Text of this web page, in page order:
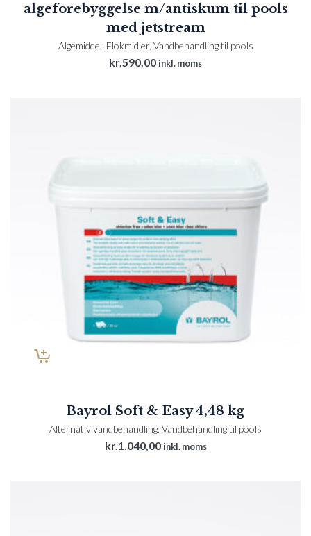
algeforebyggelse m/antiskum til pools
med jetstream
Algemiddel Flokmidler, Vandbehandling til pools
kr.590,00inkl. moms
Bayrol Soft & Easy 4,48 kg
Alternativ vandbehandling Vandbehandling til pools
kr.1.040,00 inkl. moms